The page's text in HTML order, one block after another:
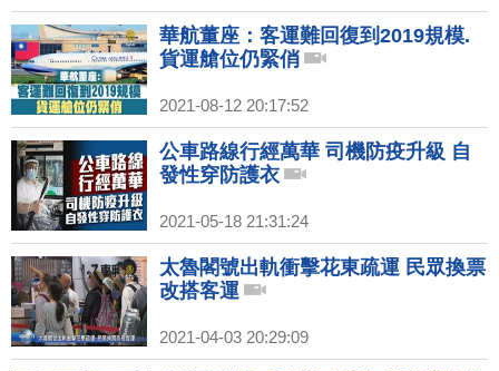
華航董座：客運難回復到2019規模.
貨運艙位仍緊俏
2021-08-12 20:17:52
公車路線行經萬華 司機防疫升級 自
發性穿防護衣
2021-05-18 21:31:24
太魯閣號出軌衝擊花東疏運 民眾換票
改搭客運
2021-04-03 20:29:09